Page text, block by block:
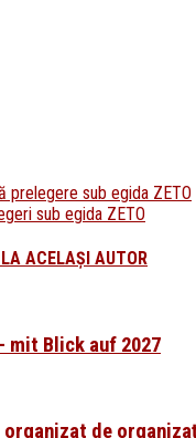
prelegere sub egida ZETO
sub egida ZETO
LA ACELAȘI AUTOR
mit Blick auf 2027
de